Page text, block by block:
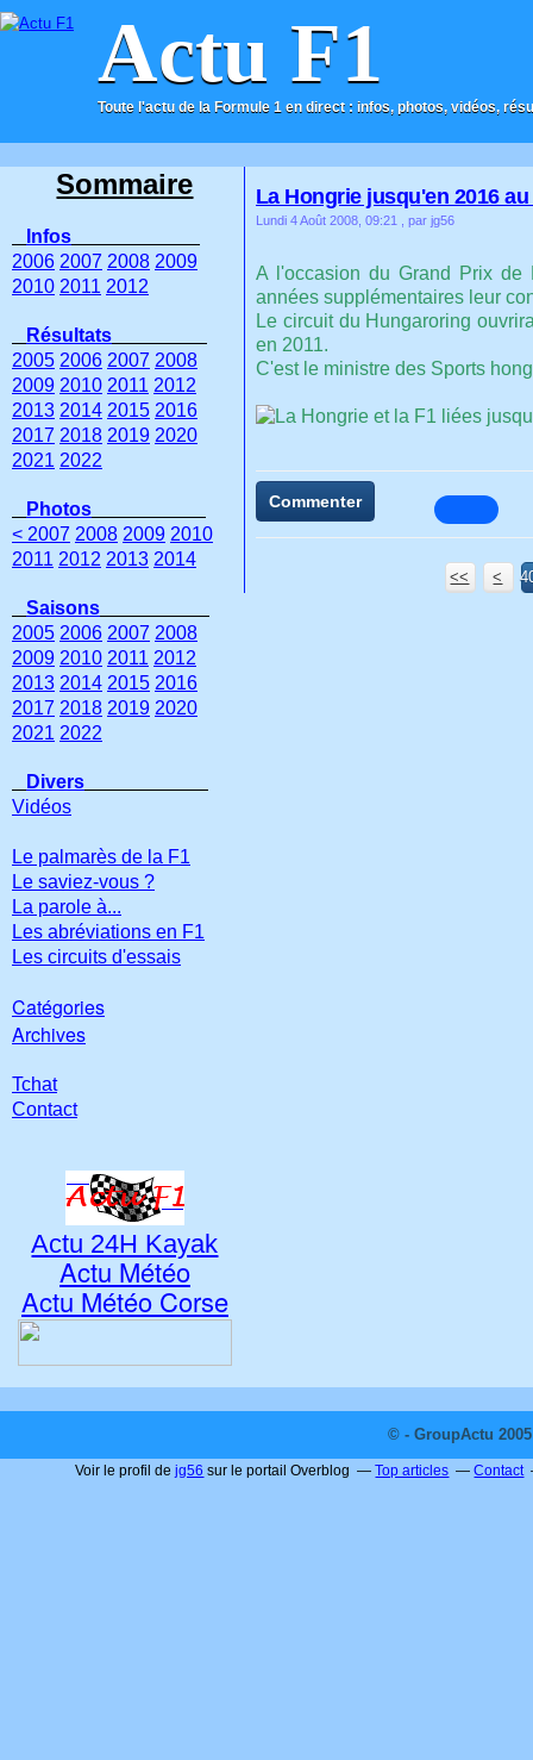
Actu F1
Toute l'actu de la Formule 1 en direct : infos, photos, vidéos,
ACCUEIL CONTACT
La Hongrie jusqu'en 2016
Lundi 4 Août 2008, 09:21 , par jg56
A l'occasion du Grand Prix de
années supplémentaires leur
Le circuit du Hungaroring
en 2011.
C'est le ministre des Sports
Commenter
<< <
Sommaire
Infos
2006 2007 2008 2009
2010 2011 2012
Résultats
2005 2006 2007 2008
2009 2010 2011 2012
2013 2014 2015 2016
2017 2018 2019 2020
2021 2022
Photos
< 2007 2008 2009 2010
2011 2012 2013 2014
Saisons
2005 2006 2007 2008
2009 2010 2011 2012
2013 2014 2015 2016
2017 2018 2019 2020
2021 2022
Divers
Vidéos
Le palmarès de la F1
Le saviez-vous ?
La parole à...
Les abréviations en F1
Les circuits d'essais
Catégories
Archives
Tchat
Contact
Actu 24H Kayak
Actu Météo
Actu Météo Corse
© - GroupActu
Voir le profil dejg56 sur le portail Overblog Top articles Contact